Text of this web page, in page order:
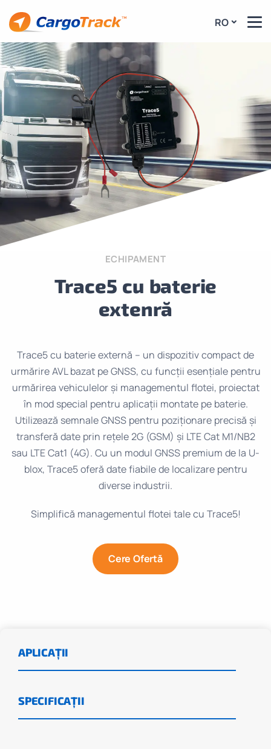
RO
ECHIPAMENT
Trace5 cu baterie
extenră
Trace5 cu baterie externă – un dispozitiv compact de
urmărire AVL bazat pe GNSS, cu funcții esențiale pentru
urmărirea vehiculelor și managementul flotei, proiectat
în mod special pentru aplicații montate pe baterie.
Utilizează semnale GNSS pentru poziționare precisă și
transferă date prin rețele 2G (GSM) și LTE Cat M1/NB2
sau LTE Cat1 (4G). Cu un modul GNSS premium de la U-
blox, Trace5 oferă date fiabile de localizare pentru
diverse industrii.
Simplifică managementul flotei tale cu Trace5!
Cere Ofertă
APLICAȚII
SPECIFICAȚII